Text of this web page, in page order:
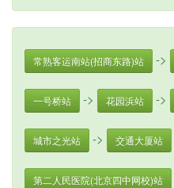
常熟客运南站(招商东路)站 ->
一号桥站 -> 花园浜站 ->
城市之光站 -> 交通大厦站
第二人民医院(北京四中网校)站